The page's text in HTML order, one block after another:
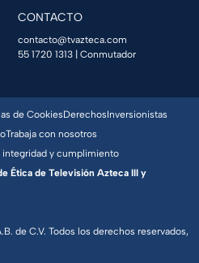
CONTACTO
contacto@tvazteca.com
55 1720 1313 | Conmutador
de C.V. Todos los derechos reservados,
de CookiesDerechosInversionistas
Trabaja con nosotros
integridad y cumplimiento
Ética de Televisión Azteca III y